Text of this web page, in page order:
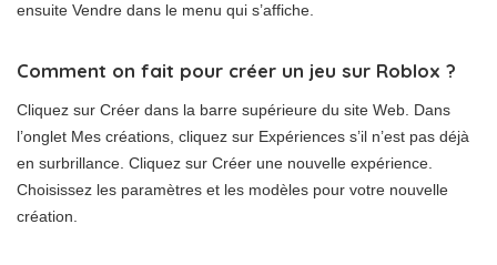
ensuite Vendre dans le menu qui s’affiche.
Comment on fait pour créer un jeu sur Roblox ?
Cliquez sur Créer dans la barre supérieure du site Web. Dans
l’onglet Mes créations, cliquez sur Expériences s’il n’est pas déjà
en surbrillance. Cliquez sur Créer une nouvelle expérience.
Choisissez les paramètres et les modèles pour votre nouvelle
création.